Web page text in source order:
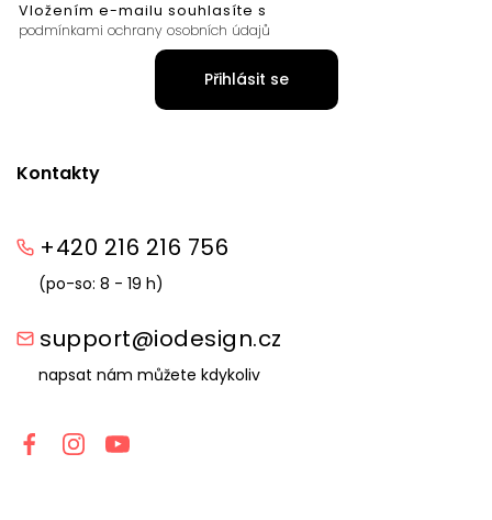
Kontakty
+420 216 216 756
(po-so: 8 - 19 h)
support@iodesign.cz
napsat nám můžete kdykoliv
Vložením e-mailu souhlasíte s
podmínkami ochrany osobních údajů
Přihlásit se